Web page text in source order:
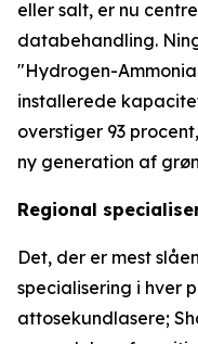
eller salt, er nu
databehandling.
"Hydrogen-
installerede
overstiger 93
ny generation af
Regional
Det, der er mest
specialisering i hver
attosekundlasere;